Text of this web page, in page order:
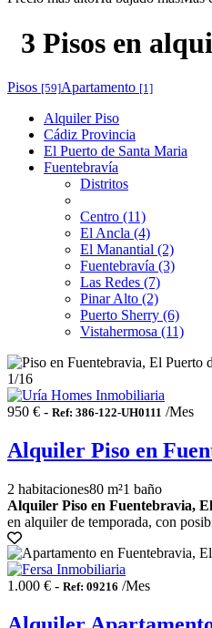
3 Pisos en
Pisos [59]Apartamento [1]
Alquiler Piso
Cádiz Provincia
El Puerto de Santa Maria
Fuentebravía
Distritos
Centro (11)
El Ancla (4)
El Manantial (2)
Fuentebravía (3)
Las Redes (7)
Pinar Alto (2)
Puerto Sherry (6)
Vistahermosa (11)
1/16
950 € - Ref: 386-122-UH0111 /Mes
Alquiler Piso en
2 habitaciones80 m²1 baño
Alquiler Piso en Fuentebravia,
en alquiler de temporada, con
1.000 € - Ref: 09216 /Mes